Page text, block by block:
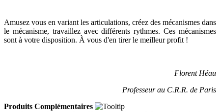
Amusez vous en variant les articulations, créez des mécanismes dans
le mécanisme, travaillez avec différents rythmes. Ces mécanismes
sont à votre disposition. À vous d'en tirer le meilleur profit !
Florent Héau
Professeur au C.R.R. de Paris
Produits Complémentaires